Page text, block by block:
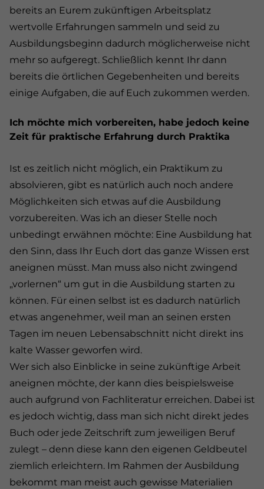
bereits an Eurem zukünftigen Arbeitsplatz
wertvolle Erfahrungen sammeln und seid zu
Ausbildungsbeginn dadurch möglicherweise nicht
mehr so aufgeregt. Schließlich kennt Ihr dann
bereits die örtlichen Gegebenheiten und bereits
einige Aufgaben, die auf Euch zukommen werden.
Ich möchte mich vorbereiten, habe jedoch keine
Zeit für praktische Erfahrung durch Praktika
Ist es zeitlich nicht möglich, ein Praktikum zu
absolvieren, gibt es natürlich auch noch andere
Möglichkeiten sich etwas auf die Ausbildung
vorzubereiten. Was ich an dieser Stelle noch
unbedingt erwähnen möchte: Eine Ausbildung hat
den Sinn, dass Ihr Euch dort das ganze Wissen erst
aneignen müsst. Man muss also nicht zwingend
„vorlernen“ um gut in die Ausbildung starten zu
können. Für einen selbst ist es dadurch natürlich
etwas angenehmer, weil man an seinen ersten
Tagen im neuen Lebensabschnitt nicht direkt ins
kalte Wasser geworfen wird.
Wer sich also Einblicke in seine zukünftige Arbeit
aneignen möchte, der kann dies beispielsweise
auch aufgrund von Fachliteratur erreichen. Dabei ist
es jedoch wichtig, dass man sich nicht direkt jedes
Buch oder jede Zeitschrift zum jeweiligen Beruf
zulegt – denn diese kann den eigenen Geldbeutel
ziemlich erleichtern. Im Rahmen der Ausbildung
bekommt man meist auch gewisse Materialien